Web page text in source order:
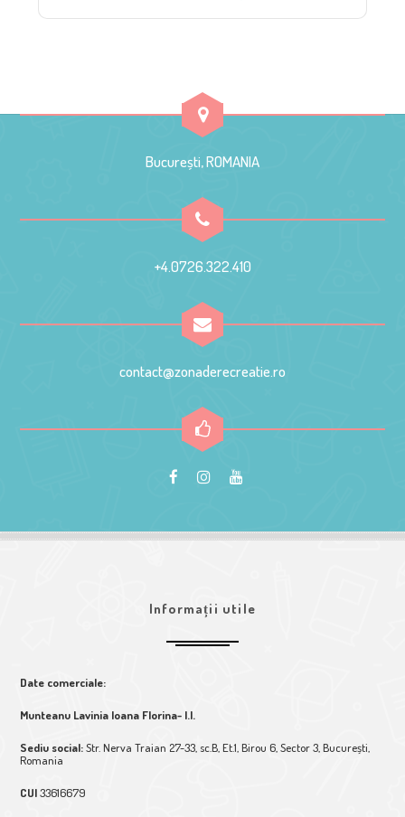
București, ROMANIA
+4.0726.322.410
contact@zonaderecreatie.ro
Informații utile
Date comerciale:
Munteanu Lavinia Ioana Florina- I.I.
Sediu social:Str. Nerva Traian 27-33, sc.B, Et.1, Birou 6, Sector 3, București,
Romania
CUI33616679